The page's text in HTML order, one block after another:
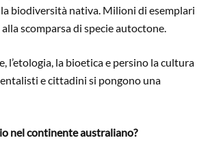
biodiversità nativa. Milioni di esemplari
scomparsa di specie autoctone.
l’etologia, la bioetica e persino la cultura
e cittadini si pongono una
nel continente australiano?